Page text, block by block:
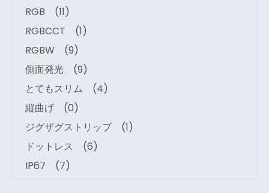
RGB
(11)
RGBCCT
(1)
RGBW
(9)
側面発光
(9)
とてもスリム
(4)
縦曲げ
(0)
ジグザグストリップ
(1)
ドットレス
(6)
IP67
(7)